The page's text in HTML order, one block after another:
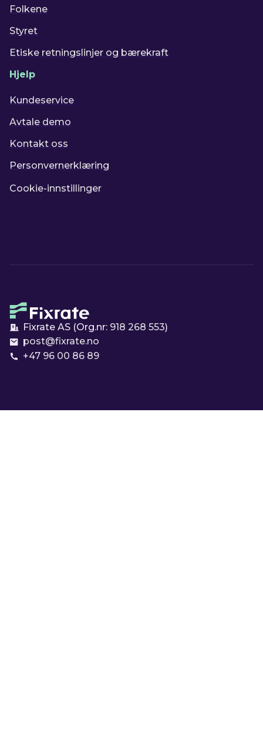
Folkene
Styret
Etiske retningslinjer og bærekraft
Hjelp
Kundeservice
Avtale demo
Kontakt oss
Personvernerklæring
Cookie-innstillinger
Fixrate AS (Org.nr: 918 268 553)
post@fixrate.no
+47 96 00 86 89